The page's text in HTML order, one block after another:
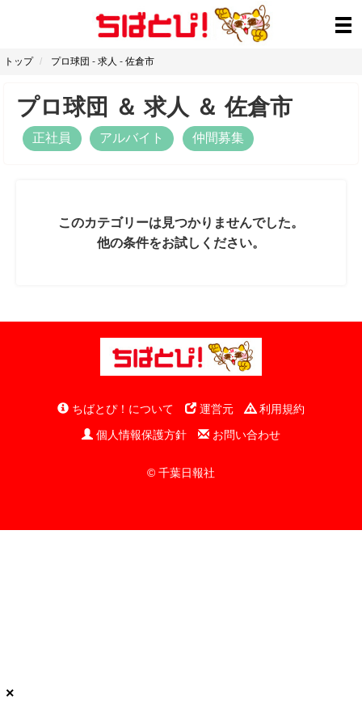
トップ プロ球団 - 求人 - 佐倉市
プロ球団 ＆求人 ＆佐倉市
正社員 アルバイト 仲間募集
このカテゴリーは見つかりませんでした。
他の条件をお試しください。
ちばとぴ！について 運営元
利用規約
個人情報保護方針
お問い合わせ
© 千葉日報社
×